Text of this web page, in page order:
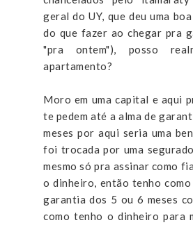
geral do UY, que deu uma
do que fazer ao chegar pra
"pra ontem"), posso
apartamento?
Moro em uma capital e aqui
te pedem até a alma de
meses por aqui seria uma
foi trocada por uma
mesmo só pra assinar como
o dinheiro, então tenho
garantia dos 5 ou 6 meses
como tenho o dinheiro para